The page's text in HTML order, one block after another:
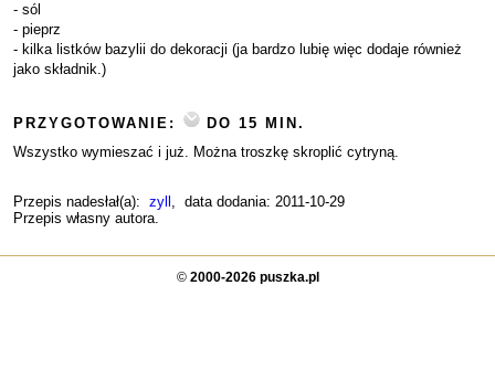
- sól
- pieprz
- kilka listków bazylii do dekoracji (ja bardzo lubię więc dodaje również
jako składnik.)
PRZYGOTOWANIE:
DO 15 MIN.
Wszystko wymieszać i już. Można troszkę skroplić cytryną.
Przepis nadesłał(a): zyll , data dodania: 2011-10-29
Przepis własny autora.
© 2000-2026 puszka.pl